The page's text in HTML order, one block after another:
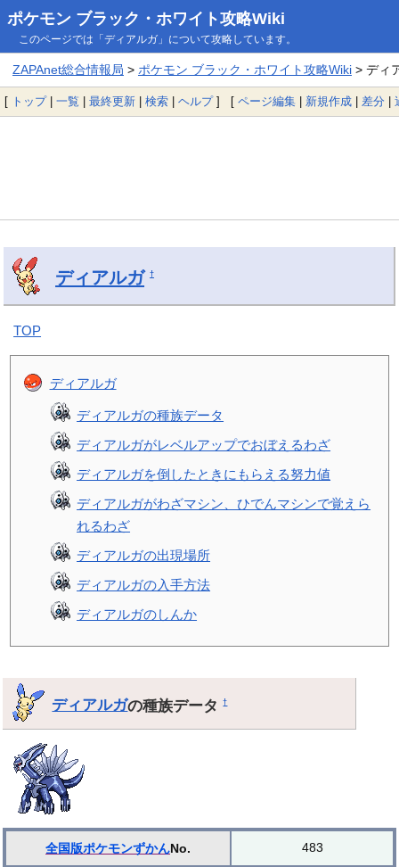
ポケモン ブラック・ホワイト攻略Wiki
このページでは「ディアルガ」について攻略しています。
ZAPAnet総合情報局 > ポケモン ブラック・ホワイト攻略Wiki> ディ
[ トップ| 一覧 | 最終更新 | 検索 | ヘルプ] [ ページ編集 | 新規作成 | 差分 |
ディアルガ †
TOP
ディアルガ
ディアルガの種族データ
ディアルガがレベルアップでおぼえるわざ
ディアルガを倒したときにもらえる努力値
ディアルガがわざマシン、ひでんマシンで覚えら
れるわざ
ディアルガの出現場所
ディアルガの入手方法
ディアルガのしんか
ディアルガの種族データ†
全国版ポケモンずかんNo. 483